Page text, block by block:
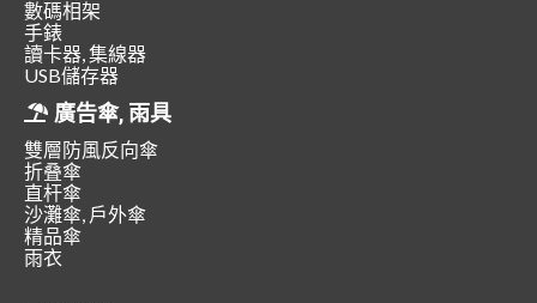
數碼相架
手錶
讀卡器, 集線器
USB儲存器
廣告傘, 雨具
雙層防風反向傘
折叠傘
直杆傘
沙灘傘, 戶外傘
精品傘
雨衣